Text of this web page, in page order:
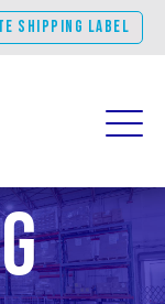
SHIPPING LABEL